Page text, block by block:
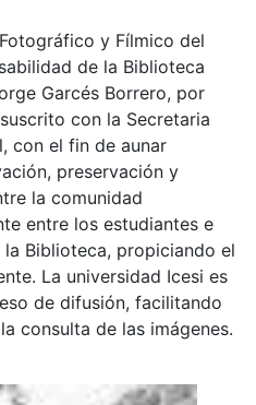
y Fílmico del
de la Biblioteca
Garcés Borrero, por
con la Secretaria
con el fin de aunar
preservación y
la comunidad
entre los estudiantes e
Biblioteca, propiciando el
La universidad Icesi es
de difusión, facilitando
consulta de las imágenes.